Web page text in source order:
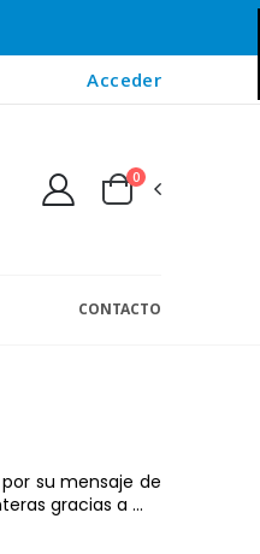
Acceder
0
CONTACTO
su mensaje de
gracias a ...